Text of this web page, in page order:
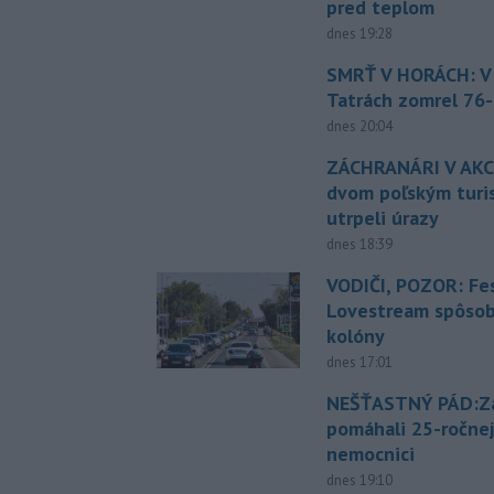
pred teplom
dnes 19:28
SMRŤ V HORÁCH:
Tatrách zomrel
dnes 20:04
ZÁCHRANÁRI V
dvom poľským
utrpeli úrazy
dnes 18:39
VODIČI, POZOR:
Lovestream
kolóny
dnes 17:01
NEŠŤASTNÝ
pomáhali 25-
nemocnici
dnes 19:10